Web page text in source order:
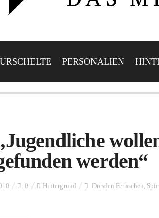
PERSONALIEN
werden“
0 Hintergrund Dresden Fernsehen,